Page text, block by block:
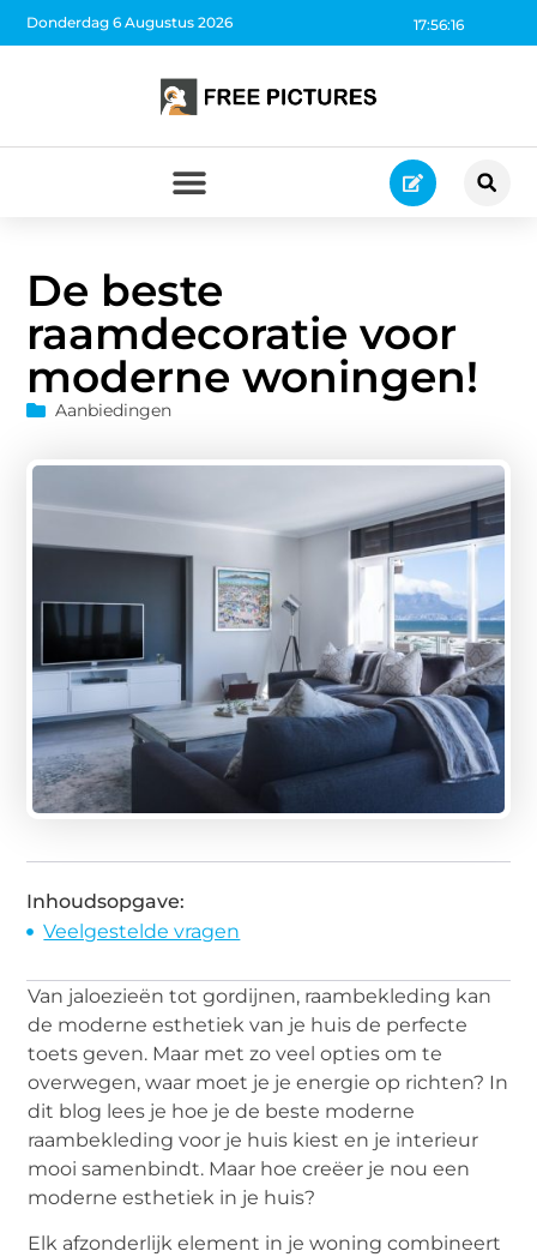
17:56:17
Donderdag 6 Augustus 2026
De beste
raamdecoratie voor
moderne woningen!
Aanbiedingen
Inhoudsopgave:
Veelgestelde vragen
Van jaloezieën tot gordijnen, raambekleding kan
de moderne esthetiek van je huis de perfecte
toets geven. Maar met zo veel opties om te
overwegen, waar moet je je energie op richten? In
dit blog lees je hoe je de beste moderne
raambekleding voor je huis kiest en je interieur
mooi samenbindt. Maar hoe creëer je nou een
moderne esthetiek in je huis?
Elk afzonderlijk element in je woning combineert